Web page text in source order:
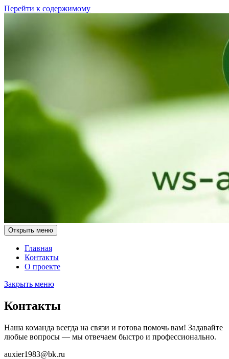
Перейти к содержимому
Открыть меню
Главная
Контакты
О проекте
Закрыть меню
Контакты
Наша команда всегда на связи и готова помочь вам! Задавайте
любые вопросы — мы отвечаем быстро и профессионально.
auxier1983@bk.ru